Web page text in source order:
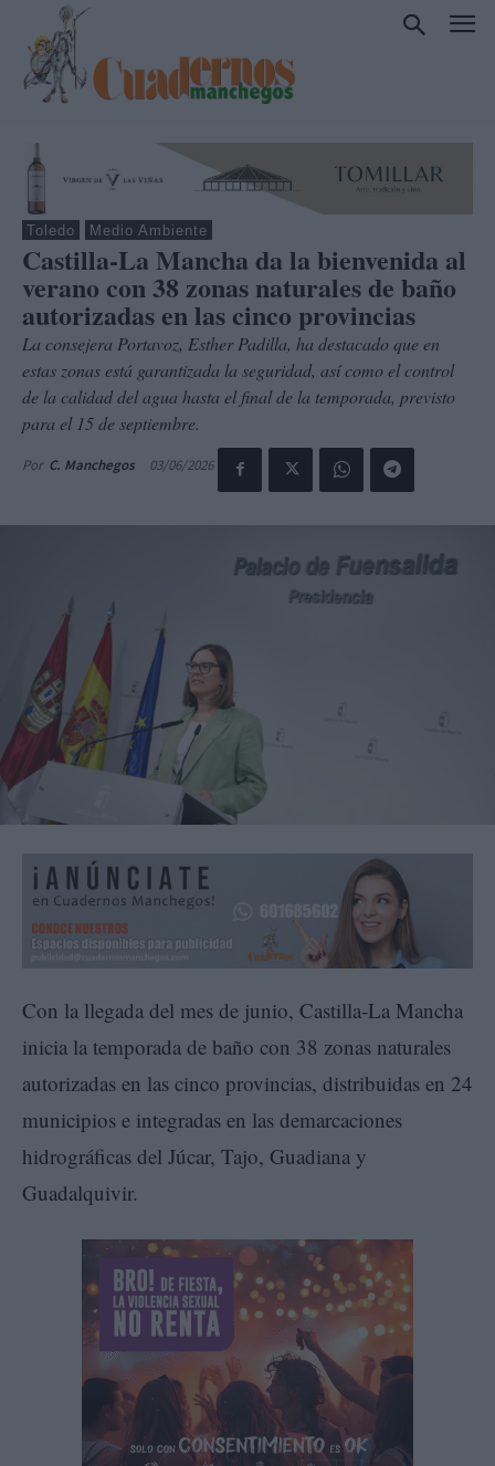
Toledo Medio Ambiente
Castilla-La Mancha da la bienvenida al
verano con 38 zonas naturales de baño
autorizadas en las cinco provincias
La consejera Portavoz, Esther Padilla, ha destacado que en
estas zonas está garantizada la seguridad, así como el control
de la calidad del agua hasta el final de la temporada, previsto
para el 15 de septiembre.
Por C. Manchegos 03/06/2026
Con la llegada del mes de junio, Castilla-La Mancha
inicia la temporada de baño con 38 zonas naturales
autorizadas en las cinco provincias, distribuidas en 24
municipios e integradas en las demarcaciones
hidrográficas del Júcar, Tajo, Guadiana y
Guadalquivir.